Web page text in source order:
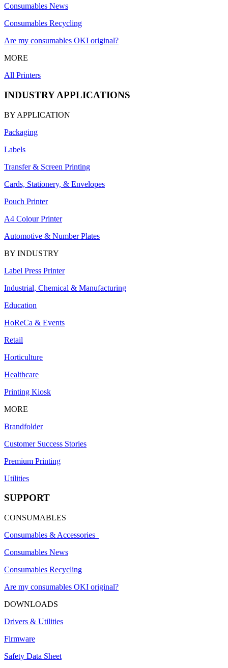
Consumables News
Consumables Recycling
Are my consumables OKI original?
MORE
All Printers
INDUSTRY APPLICATIONS
BY APPLICATION
Packaging
Labels
Transfer & Screen Printing
Cards, Stationery, & Envelopes
Pouch Printer
A4 Colour Printer
Automotive & Number Plates
BY INDUSTRY
Label Press Printer
Industrial, Chemical & Manufacturing
Education
HoReCa & Events
Retail
Horticulture
Healthcare
Printing Kiosk
MORE
Brandfolder
Customer Success Stories
Premium Printing
Utilities
SUPPORT
CONSUMABLES
Consumables & Accessories
Consumables News
Consumables Recycling
Are my consumables OKI original?
DOWNLOADS
Drivers & Utilities
Firmware
Safety Data Sheet